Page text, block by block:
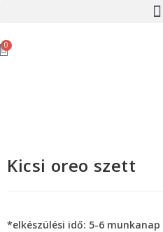
0
Kicsi oreo szett
*elkészülési idő: 5-6 munkanap